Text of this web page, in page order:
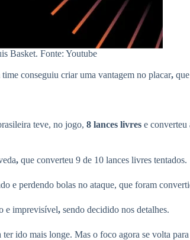
Basket. Fonte: Youtube
conseguiu criar uma vantagem no placar,
teve, no jogo, 8 lances livres e converteu
, que converteu 9 de 10 lances livres tentados.
e perdendo bolas no ataque, que foram
e imprevisível, sendo decidido nos detalhes.
ido mais longe. Mas o foco agora se volta